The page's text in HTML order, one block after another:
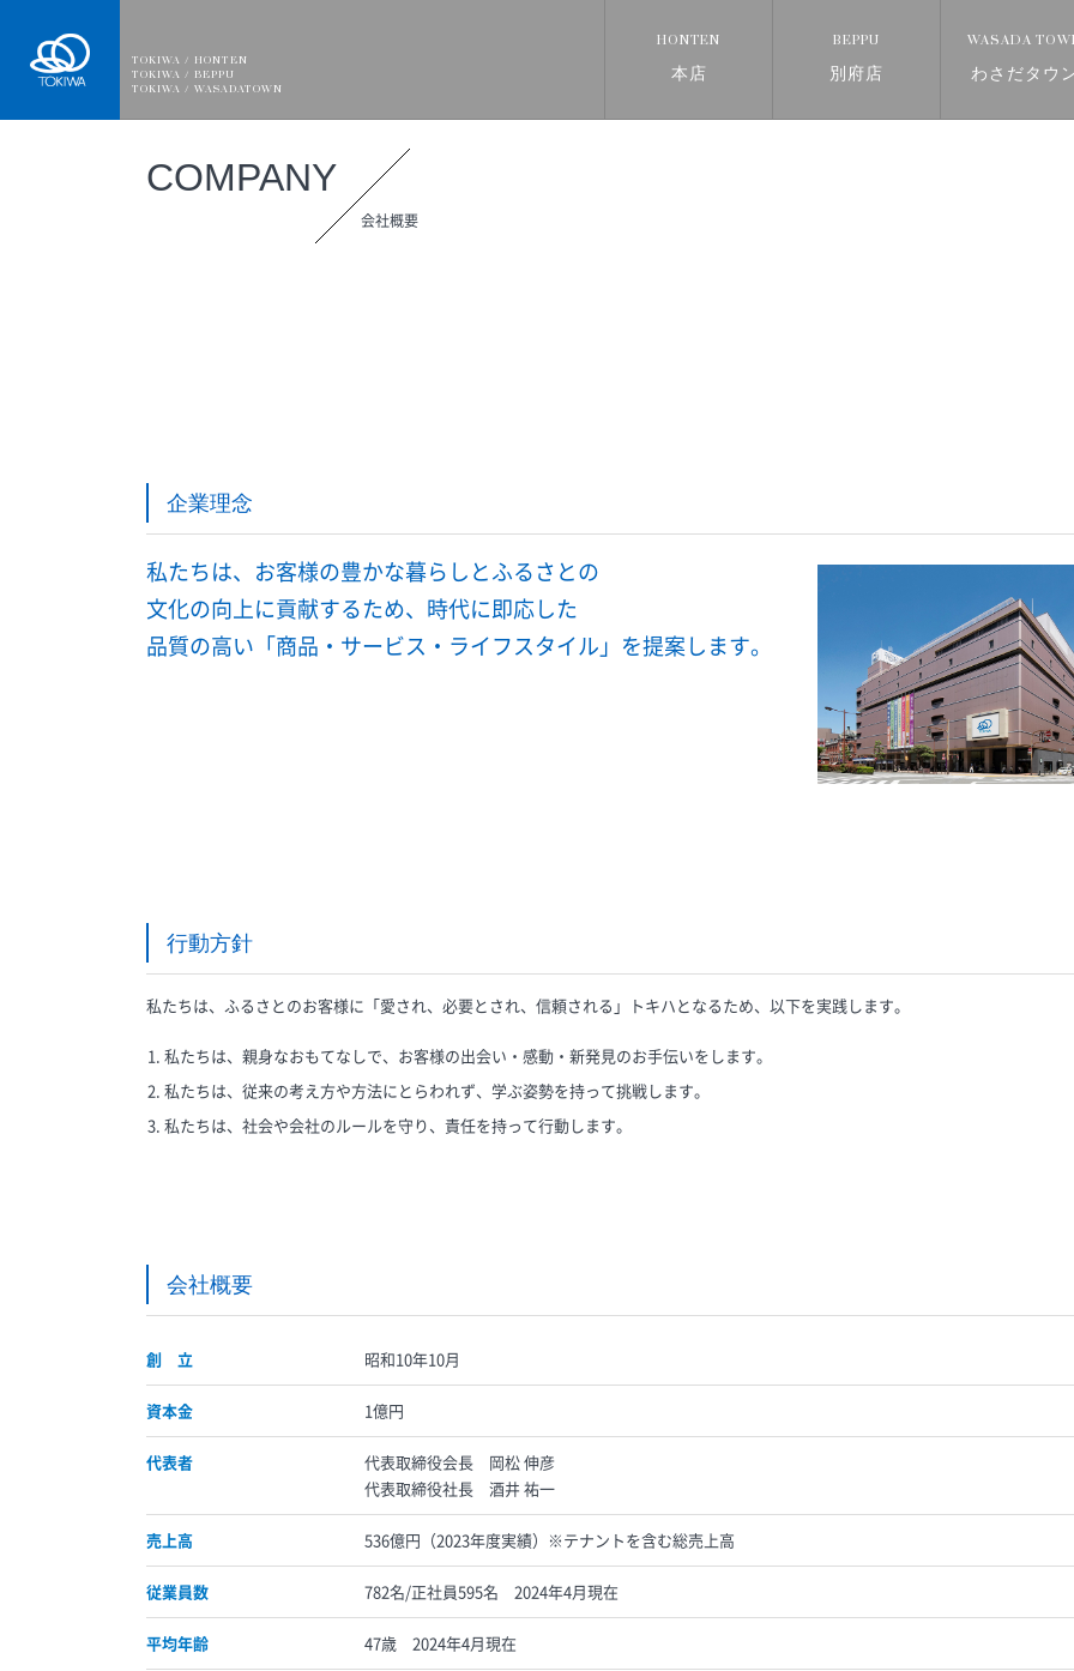
TOKIWA / HONTEN
TOKIWA / BEPPU
TOKIWA / WASADATOWN
HONTEN
本店
BEPPU
別府店
WASADA
わさだタウ
COMPANY
会社概要
企業理念
私たちは、お客様の豊かな暮らしとふるさとの
文化の向上に貢献するため、時代に即応した
品質の高い「商品・サービス・ライフスタイル」を提案します。
行動方針
私たちは、ふるさとのお客様に「愛され、必要とされ、信頼される」トキハとなるため、以下を実践します。
私たちは、親身なおもてなしで、お客様の出会い・感動・新発見のお手伝いをします。
私たちは、従来の考え方や方法にとらわれず、学ぶ姿勢を持って挑戦します。
私たちは、社会や会社のルールを守り、責任を持って行動します。
会社概要
創 立 昭和10年10月
資本金 1億円
代表者
代表取締役会長 岡松 伸彦
代表取締役社長 酒井 祐一
売上高 536億円（2023年度実績）※テナントを含む総売上高
従業員数 782名/正社員595名 2024年4月現在
平均年齢 47歳 2024年4月現在